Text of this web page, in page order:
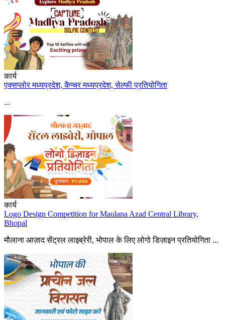
कार्य
एक्सप्लोर मध्यप्रदेश, कैप्चर मध्यप्रदेश, सेल्फी प्रतियोगिता
...
कार्य
Logo Design Competition for Maulana Azad Central Library,
Bhopal
मौलाना आज़ाद सेंट्रल लाइब्रेरी, भोपाल के लिए लोगो डिज़ाइन प्रतियोगिता ...